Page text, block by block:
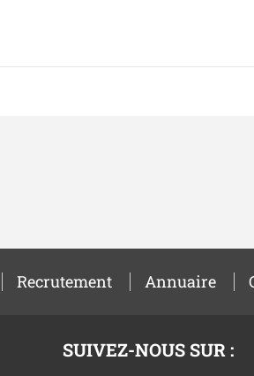
Recrutement Annuaire
SUIVEZ-NOUS SUR :